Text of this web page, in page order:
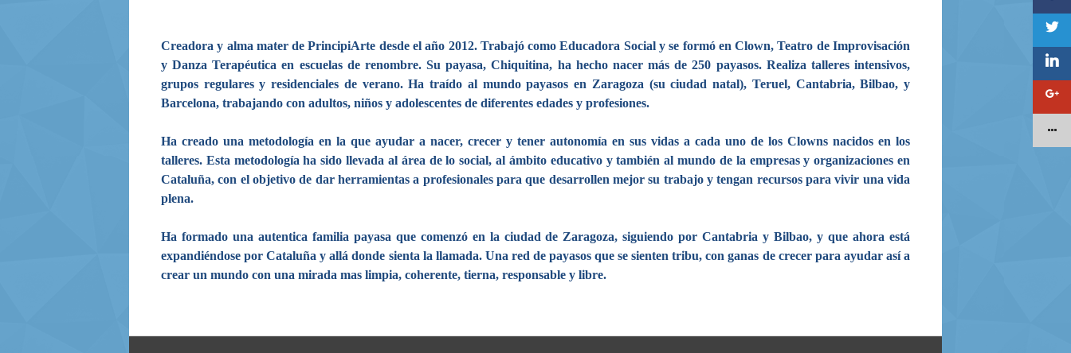
Creadora y alma mater de PrincipiArte desde el año 2012. Trabajó como Educadora Social y se formó en Clown, Teatro de Improvisación
y Danza Terapéutica en escuelas de renombre. Su payasa, Chiquitina, ha hecho nacer más de 250 payasos. Realiza talleres intensivos,
grupos regulares y residenciales de verano. Ha traído al mundo payasos en Zaragoza (su ciudad natal), Teruel, Cantabria, Bilbao, y
Barcelona, trabajando con adultos, niños y adolescentes de diferentes edades y profesiones.
Ha creado una metodología en la que ayudar a nacer, crecer y tener autonomía en sus vidas a cada uno de los Clowns nacidos en los
talleres. Esta metodología ha sido llevada al área de lo social, al ámbito educativo y también al mundo de la empresas y organizaciones en
Cataluña, con el objetivo de dar herramientas a profesionales para que desarrollen mejor su trabajo y tengan recursos para vivir una vida
plena.
Ha formado una autentica familia payasa que comenzó en la ciudad de Zaragoza, siguiendo por Cantabria y Bilbao, y que ahora está
expandiéndose por Cataluña y allá donde sienta la llamada. Una red de payasos que se sienten tribu, con ganas de crecer para ayudar así a
crear un mundo con una mirada mas limpia, coherente, tierna, responsable y libre.